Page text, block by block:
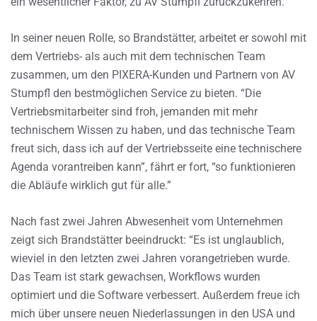
In seiner neuen Rolle, so Brandstätter, arbeitet er sowohl mit
dem Vertriebs- als auch mit dem technischen Team
zusammen, um den PIXERA-Kunden und Partnern von AV
Stumpfl den bestmöglichen Service zu bieten. “Die
Vertriebsmitarbeiter sind froh, jemanden mit mehr
technischem Wissen zu haben, und das technische Team
freut sich, dass ich auf der Vertriebsseite eine technischere
Agenda vorantreiben kann”, fährt er fort, “so funktionieren
die Abläufe wirklich gut für alle.”
Nach fast zwei Jahren Abwesenheit vom Unternehmen
zeigt sich Brandstätter beeindruckt: “Es ist unglaublich,
wieviel in den letzten zwei Jahren vorangetrieben wurde.
Das Team ist stark gewachsen, Workflows wurden
optimiert und die Software verbessert. Außerdem freue ich
mich über unsere neuen Niederlassungen in den USA und